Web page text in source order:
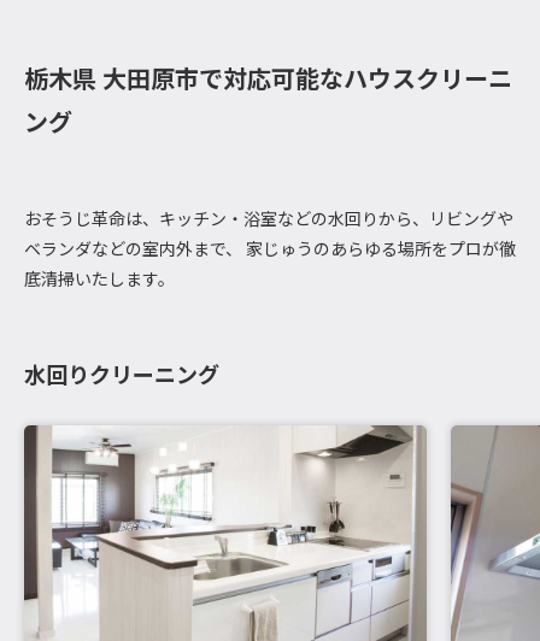
栃木県 大田原市で対応可能なハウスクリーニ
ング
おそうじ革命は、キッチン・浴室などの水回りから、リビングや
ベランダなどの室内外まで、 家じゅうのあらゆる場所をプロが徹
底清掃いたします。
水回りクリーニング